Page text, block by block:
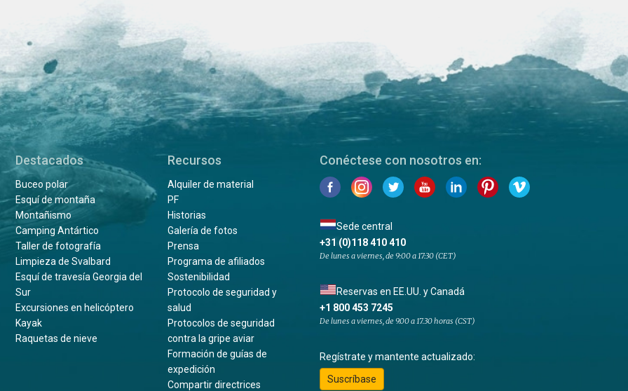
Destacados
Buceo polar
Esquí de montaña
Montañismo
Camping Antártico
Taller de fotografía
Limpieza de Svalbard
Esquí de travesía Georgia del
Sur
Excursiones en helicóptero
Kayak
Raquetas de nieve
Recursos
Alquiler de material
PF
Historias
Galería de fotos
Prensa
Programa de afiliados
Sostenibilidad
Protocolo de seguridad y
salud
Protocolos de seguridad
contra la gripe aviar
Formación de guías de
expedición
Compartir directrices
Conéctese con nosotros en:
Sede central
+31 (0)118 410 410
De lunes a viernes, de 9:00 a 17:30 (CET)
Reservas en EE.UU. y Canadá
+1 800 453 7245
De lunes a viernes, de 9.00 a 17.30 horas (CST)
Regístrate y mantente actualizado:
Suscríbase